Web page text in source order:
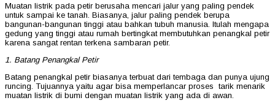
Muatan listrik pada petir berusaha mencari jalur yang paling pendek
untuk sampai ke tanah. Biasanya, jalur paling pendek berupa
bangunan-bangunan tinggi atau bahkan tubuh manusia. Itulah mengapa
gedung yang tinggi atau rumah bertingkat membutuhkan penangkal petir
karena sangat rentan terkena sambaran petir.
1. Batang Penangkal Petir
Batang penangkal petir biasanya terbuat dari tembaga dan punya ujung
runcing. Tujuannya yaitu agar bisa memperlancar proses tarik menarik
muatan listrik di bumi dengan muatan listrik yang ada di awan.